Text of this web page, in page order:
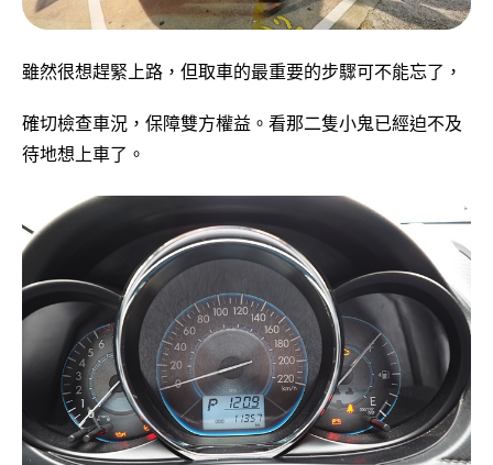
雖然很想趕緊上路，但取車的最重要的步驟可不能忘了，
確切檢查車況，保障雙方權益。看那二隻小鬼已經迫不及
待地想上車了。